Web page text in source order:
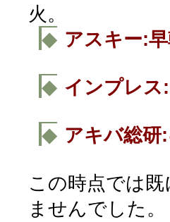
火。
◆ アスキー:
◆ インプレス
◆ アキバ総研
この時点では
ませんでした。